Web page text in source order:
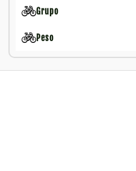
Grupo
Peso